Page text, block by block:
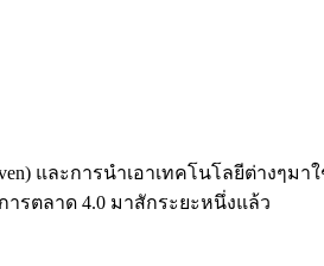
และการนำเอาเทคโนโลยีต่างๆมา
รตลาด 4.0 มาสักระยะหนึ่งแล้ว